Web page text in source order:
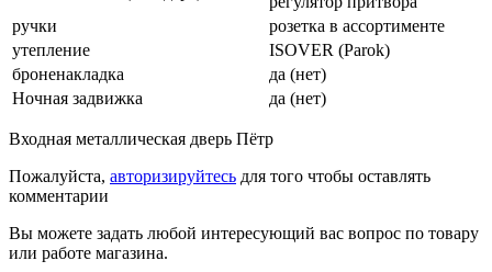
ручки
розетка в ассортименте
утепление
ISOVER (Parok)
броненакладка
да (нет)
Ночная задвижка
да (нет)
Входная металлическая дверь Пётр
Пожалуйста, авторизируйтесь для того чтобы оставлять
комментарии
Вы можете задать любой интересующий вас вопрос по товару
или работе магазина.